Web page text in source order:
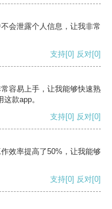
会泄露个人信息，让我非常
支持[0] 反对[0]
容易上手，让我能够快速熟
款app。
支持[0] 反对[0]
效率提高了50%，让我能够
支持[0] 反对[0]